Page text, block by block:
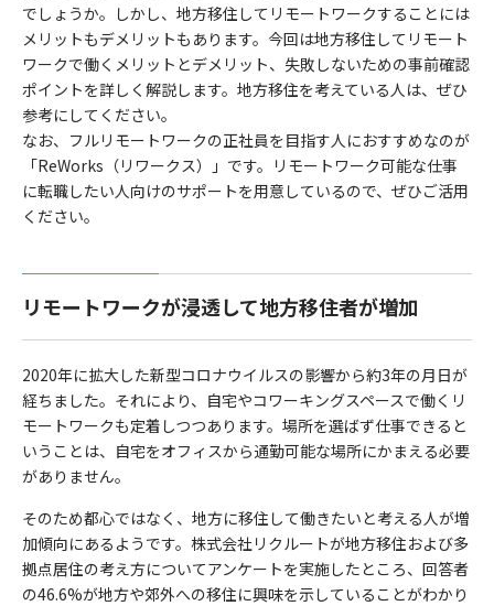
でしょうか。しかし、地方移住してリモートワークすることには
メリットもデメリットもあります。今回は地方移住してリモート
ワークで働くメリットとデメリット、失敗しないための事前確認
ポイントを詳しく解説します。地方移住を考えている人は、ぜひ
参考にしてください。
なお、フルリモートワークの正社員を目指す人におすすめなのが
「ReWorks（リワークス）」です。リモートワーク可能な仕事
に転職したい人向けのサポートを用意しているので、ぜひご活用
ください。
リモートワークが浸透して地方移住者が増加
2020年に拡大した新型コロナウイルスの影響から約3年の月日が
経ちました。それにより、自宅やコワーキングスペースで働くリ
モートワークも定着しつつあります。場所を選ばず仕事できると
いうことは、自宅をオフィスから通勤可能な場所にかまえる必要
がありません。
そのため都心ではなく、地方に移住して働きたいと考える人が増
加傾向にあるようです。株式会社リクルートが地方移住および多
拠点居住の考え方についてアンケートを実施したところ、回答者
の46.6%が地方や郊外への移住に興味を示していることがわかり